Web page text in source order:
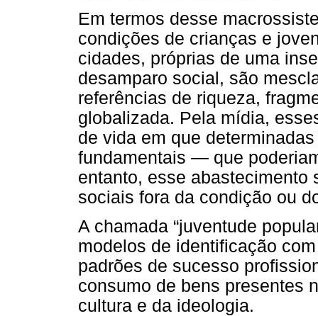
Em termos desse
condições de crianças e
cidades, próprias de uma
desamparo social, são
referências de riqueza,
globalizada. Pela mídia,
de vida em que
fundamentais — que
entanto, esse
sociais fora da condição ou
A chamada “juventude
modelos de identificação
padrões de sucesso
consumo de bens presentes
cultura e da ideologia.